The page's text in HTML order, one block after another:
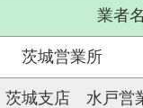
業者
茨城営業所
城支店 水戸営